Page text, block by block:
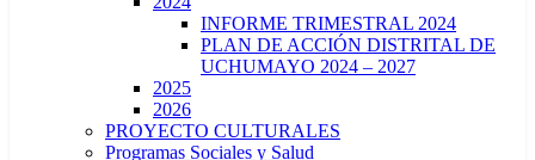
INFORME TRIMESTRAL 2024
PLAN DE ACCIÓN DISTRITAL DE
UCHUMAYO 2024 – 2027
2025
2026
PROYECTO CULTURALES
Programas Sociales y Salud